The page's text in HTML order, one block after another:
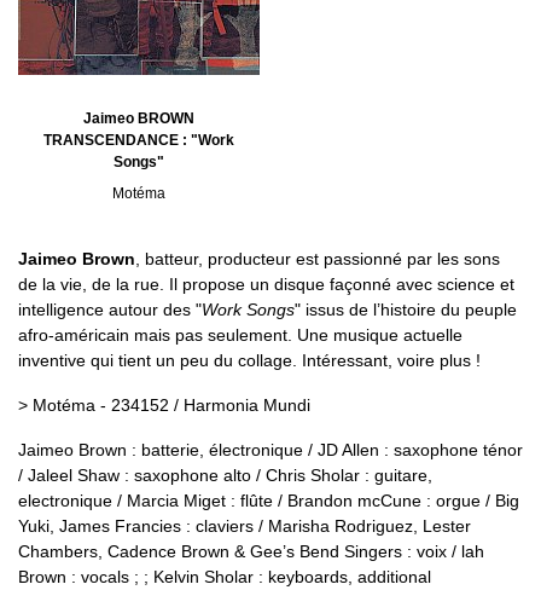
Jaimeo BROWN
TRANSCENDANCE : "Work
Songs"
Motéma
Jaimeo Brown, batteur, producteur est passionné par les sons
de la vie, de la rue. Il propose un disque façonné avec science et
intelligence autour des "Work Songs" issus de l’histoire du peuple
afro-américain mais pas seulement. Une musique actuelle
inventive qui tient un peu du collage. Intéressant, voire plus !
> Motéma - 234152 / Harmonia Mundi
Jaimeo Brown : batterie, électronique / JD Allen : saxophone ténor
/ Jaleel Shaw : saxophone alto / Chris Sholar : guitare,
electronique / Marcia Miget : flûte / Brandon mcCune : orgue / Big
Yuki, James Francies : claviers / Marisha Rodriguez, Lester
Chambers, Cadence Brown & Gee’s Bend Singers : voix / lah
Brown : vocals ; ; Kelvin Sholar : keyboards, additional